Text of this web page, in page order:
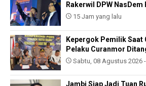
Rakerwil DPW
15 Jam yang lalu
Kepergok Pemilik
Pelaku Curanmor
Sabtu, 08 Agustus 2026
Jambi Siap Jadi Tuan